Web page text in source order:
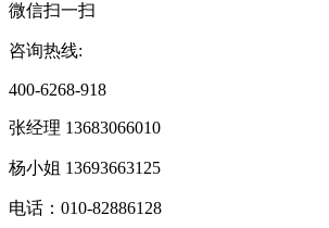
微信扫一扫
咨询热线:
400-6268-918
张经理 13683066010
杨小姐 13693663125
电话：010-82886128